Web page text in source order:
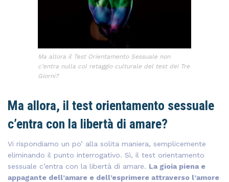
Ma allora il Test Orientamento Sessuale non
c’entra nulla col retaggio culturale del test dei Tre
Giorni?
Ma allora, il test orientamento sessuale
c’entra con la libertà di amare?
Vi rispondiamo un po’ alla solita maniera, semplicemente
eliminando il punto interrogativo. Sì, il test orientamento
sessuale c’entra con la libertà di amare. La gioia piena e
appagante dell’amare e dell’esprimere attraverso l’amore